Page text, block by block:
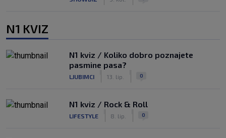
N1 KVIZ
N1 kviz / Koliko dobro poznajete
pasmine pasa?
LJUBIMCI 13. lip. 0
N1 kviz / Rock & Roll
LIFESTYLE 8. lip. 0